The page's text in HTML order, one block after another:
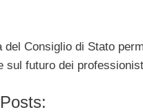
del Consiglio di Stato
sul futuro dei